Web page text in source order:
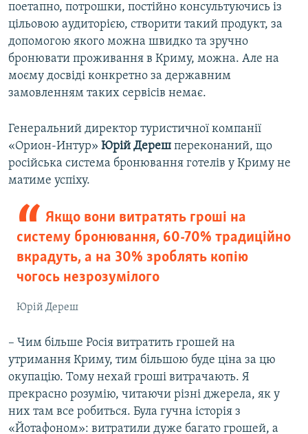
поетапно, потрошки, постійно консультуючись із
цільовою аудиторією, створити такий продукт, за
допомогою якого можна швидко та зручно
бронювати проживання в Криму, можна. Але на
моєму досвіді конкретно за державним
замовленням таких сервісів немає.
Генеральний директор туристичної компанії
«Орион-Интур» Юрій Дереш переконаний, що
російська система бронювання готелів у Криму не
матиме успіху.
Якщо вони витратять гроші на
систему бронювання, 60-70% традиційно
вкрадуть, а на 30% зроблять копію
чогось незрозумілого
Юрій Дереш
– Чим більше Росія витратить грошей на
утримання Криму, тим більшою буде ціна за цю
окупацію. Тому нехай гроші витрачають. Я
прекрасно розумію, читаючи різні джерела, як у
них там все робиться. Була гучна історія з
«Йотафоном»: витратили дуже багато грошей, а